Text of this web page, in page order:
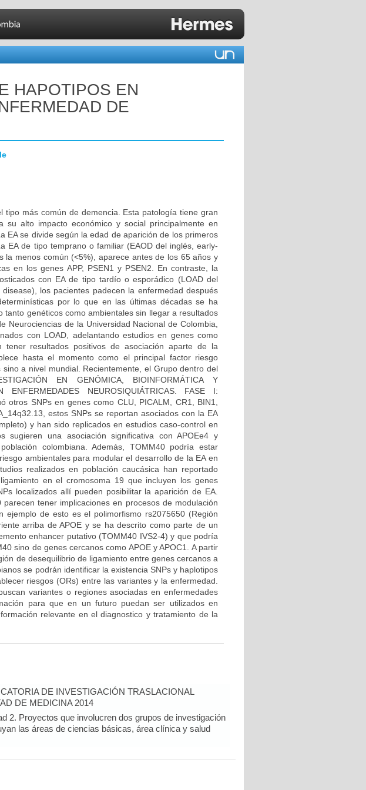
HAPOTIPOS EN
DE
tipo más común de demencia. Esta patología tiene gran
su alto impacto económico y social principalmente en
EA se divide según la edad de aparición de los primeros
EA de tipo temprano o familiar (EAOD del inglés, early-
la menos común (<5%), aparece antes de los 65 años y
en los genes APP, PSEN1 y PSEN2. En contraste, la
con EA de tipo tardío o esporádico (LOAD del
los pacientes padecen la enfermedad después
por lo que en las últimas décadas se ha
genéticos como ambientales sin llegar a resultados
Neurociencias de la Universidad Nacional de Colombia,
con LOAD, adelantando estudios en genes como
tener resultados positivos de asociación aparte de la
hasta el momento como el principal factor riesgo
a nivel mundial. Recientemente, el Grupo dentro del
EN GENÓMICA, BIOINFORMÁTICA Y
ENFERMEDADES NEUROSIQUIÁTRICAS. FASE I:
otros SNPs en genes como CLU, PICALM, CR1, BIN1,
estos SNPs se reportan asociados con la EA
y han sido replicados en estudios caso-control en
sugieren una asociación significativa con APOEe4 y
colombiana. Además, TOMM40 podría estar
ambientales para modular el desarrollo de la EA en
realizados en población caucásica han reportado
en el cromosoma 19 que incluyen los genes
localizados allí pueden posibilitar la aparición de EA.
tener implicaciones en procesos de modulación
ejemplo de esto es el polimorfismo rs2075650 (Región
arriba de APOE y se ha descrito como parte de un
enhancer putativo (TOMM40 IVS2-4) y que podría
sino de genes cercanos como APOE y APOC1. A partir
de desequilibrio de ligamiento entre genes cercanos a
se podrán identificar la existencia SNPs y haplotipos
riesgos (ORs) entre las variantes y la enfermedad.
variantes o regiones asociadas en enfermedades
para que en un futuro puedan ser utilizados en
relevante en el diagnostico y tratamiento de la
DE INVESTIGACIÓN TRASLACIONAL
DE MEDICINA 2014
2. Proyectos que involucren dos grupos de investigación
las áreas de ciencias básicas, área clínica y salud